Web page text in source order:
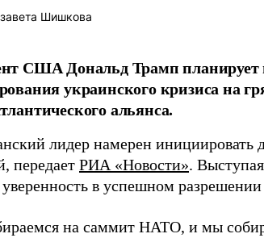
Шишкова
США Дональд Трамп планирует
украинского кризиса на
альянса.
лидер намерен
передает РИА «Новости».
в успешном
на саммит НАТО, и мы